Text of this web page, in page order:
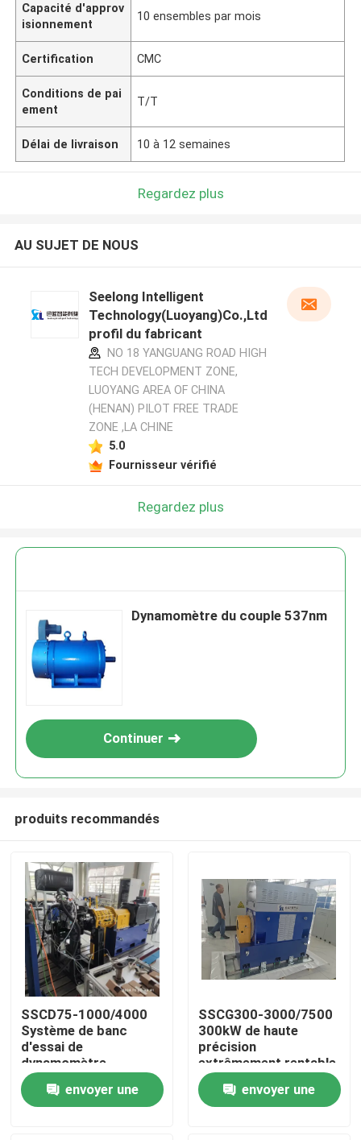
À la maison
Produits
Capacité d'approv
isionnement
10 ensembles par mois
Certification CMC
Conditions de pai
ement
T/T
Délai de livraison 10 à 12 semaines
Regardez plus
AU SUJET DE NOUS
Seelong Intelligent
Technology(Luoyang)Co.,Ltd
profil du fabricant
NO 18 YANGUANG ROAD HIGH
TECH DEVELOPMENT ZONE,
LUOYANG AREA OF CHINA
(HENAN) PILOT FREE TRADE
ZONE ,LA CHINE
5.0
Fournisseur vérifié
Regardez plus
Dynamomètre du couple 537nm
Continuer
produits recommandés
SSCD75-1000/4000
Système de banc
d'essai de
dynamomètre
électrique de
performance du
moteur 75 kW
envoyer une
SSCG300-3000/7500
300kW de haute
précision
extrêmement rentable
Système de banc
d'essai dynamomètre
électrique pour tester
envoyer une